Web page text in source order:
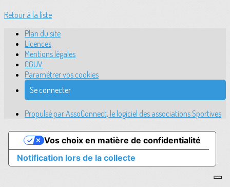
Retour à la liste
Plan du site
Licences
Mentions légales
CGUV
Paramétrer vos cookies
Se connecter
Propulsé par AssoConnect, le logiciel des associations Sportives
Notification lors de la collecte
Vos choix en matière de confidentialité